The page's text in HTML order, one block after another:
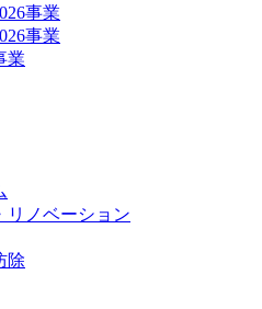
事業
事業
業
リノベーション
除